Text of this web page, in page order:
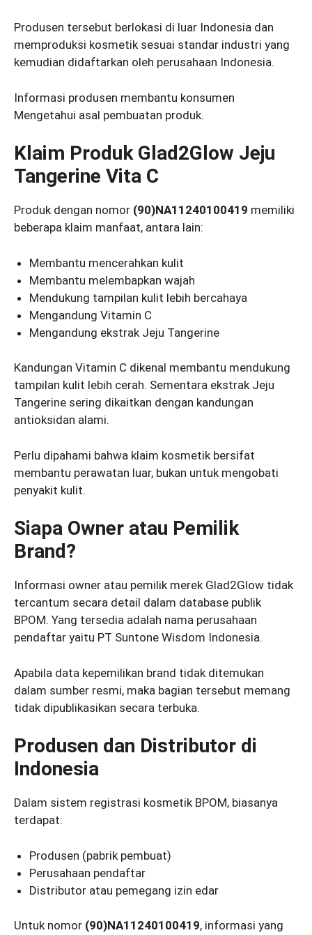
Produsen tersebut berlokasi di luar Indonesia dan
memproduksi kosmetik sesuai standar industri yang
kemudian didaftarkan oleh perusahaan Indonesia.
Informasi produsen membantu konsumen
Mengetahui asal pembuatan produk.
Klaim Produk Glad2Glow Jeju
Tangerine Vita C
Produk dengan nomor (90)NA11240100419 memiliki
beberapa klaim manfaat, antara lain:
Membantu mencerahkan kulit
Membantu melembapkan wajah
Mendukung tampilan kulit lebih bercahaya
Mengandung Vitamin C
Mengandung ekstrak Jeju Tangerine
Kandungan Vitamin C dikenal membantu mendukung
tampilan kulit lebih cerah. Sementara ekstrak Jeju
Tangerine sering dikaitkan dengan kandungan
antioksidan alami.
Perlu dipahami bahwa klaim kosmetik bersifat
membantu perawatan luar, bukan untuk mengobati
penyakit kulit.
Siapa Owner atau Pemilik
Brand?
Informasi owner atau pemilik merek Glad2Glow tidak
tercantum secara detail dalam database publik
BPOM. Yang tersedia adalah nama perusahaan
pendaftar yaitu PT Suntone Wisdom Indonesia.
Apabila data kepemilikan brand tidak ditemukan
dalam sumber resmi, maka bagian tersebut memang
tidak dipublikasikan secara terbuka.
Produsen dan Distributor di
Indonesia
Dalam sistem registrasi kosmetik BPOM, biasanya
terdapat:
Produsen (pabrik pembuat)
Perusahaan pendaftar
Distributor atau pemegang izin edar
Untuk nomor (90)NA11240100419, informasi yang